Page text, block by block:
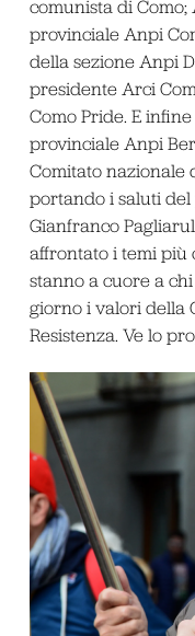
comunista di
provinciale Anpi
della sezione Anpi
presidente Arci
Como Pride. E
provinciale Anpi
Comitato nazionale
portando i saluti
Gianfranco
affrontato i temi più
stanno a cuore a
giorno i valori della
Resistenza. Ve lo